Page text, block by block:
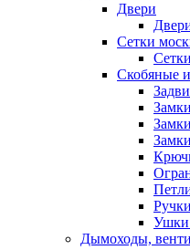
Двери
Сетки
Скобяные
Ушки
Дымоходы,